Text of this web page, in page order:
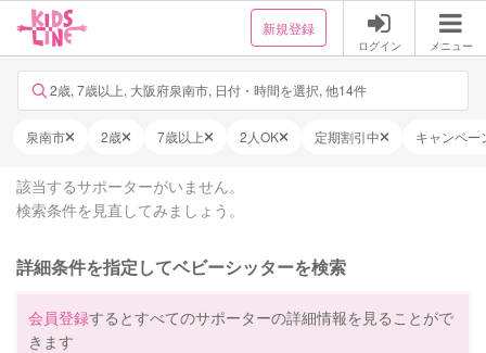
新規登録
ログイン メニュー
2歳, 7歳以上, 大阪府泉南市, 日付・時間を選択, 他14件
泉南市 2歳 7歳以上 2人OK 定期割引中 キャンペー
該当するサポーターがいません。
検索条件を見直してみましょう。
詳細条件を指定してベビーシッターを検索
会員登録するとすべてのサポーターの詳細情報を見ることがで
きます